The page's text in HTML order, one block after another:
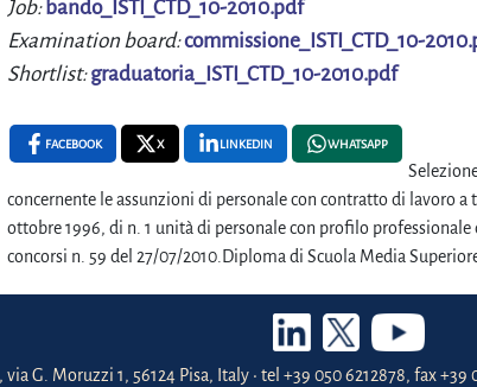
Job: bando_ISTI_CTD_10-2010.pdf
Examination board:commissione_ISTI_CTD_10-
Shortlist:graduatoria_ISTI_CTD_10-2010.pdf
FACEBOOK X LINKEDIN WHATSAPP
concernente le assunzioni di personale con contratto di lavoro
ottobre 1996, di n. 1 unità di personale con profilo
concorsi n. 59 del 27/07/2010.Diploma di Scuola Media
via G. Moruzzi 1, 56124 Pisa, Italy • tel +39 050 6212878, fax +39